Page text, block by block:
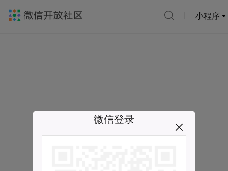
小程序
微信登录